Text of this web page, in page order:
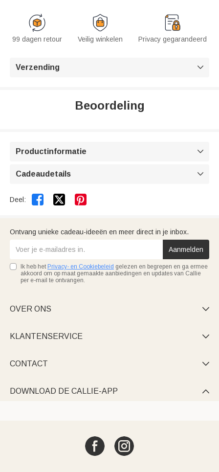
99 dagen retour Veilig winkelen Privacy gegarandeerd
Verzending 
Beoordeling
Productinformatie 
Cadeaudetails 
Deel:  
Ontvang unieke cadeau-ideeën en meer direct in je inbox.
Aanmelden
Ik heb het Privacy- en Cookiebeleid gelezen en begrepen en ga ermee
akkoord om op maat gemaakte aanbiedingen en updates van Callie
per e-mail te ontvangen.
OVER ONS 
KLANTENSERVICE 
CONTACT 
DOWNLOAD DE CALLIE-APP 